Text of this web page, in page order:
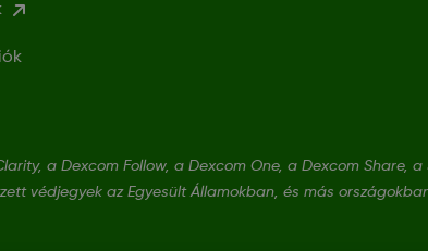
a Dexcom Follow, a Dexcom One, a Dexcom Share, a
védjegyek az Egyesült Államokban, és más